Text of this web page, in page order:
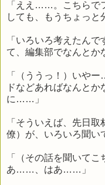
「ええ……。こちらで
しても、もうちょっ
「いろいろ考えたん
て、編集部でなんとか
「（ううっ！）いや
ドなどあればなんと
に……」
「そういえば、先日
僚）が、いろいろ聞い
「（その話を聞いて
あ……、はあ……」